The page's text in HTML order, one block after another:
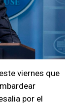
viernes que
por el